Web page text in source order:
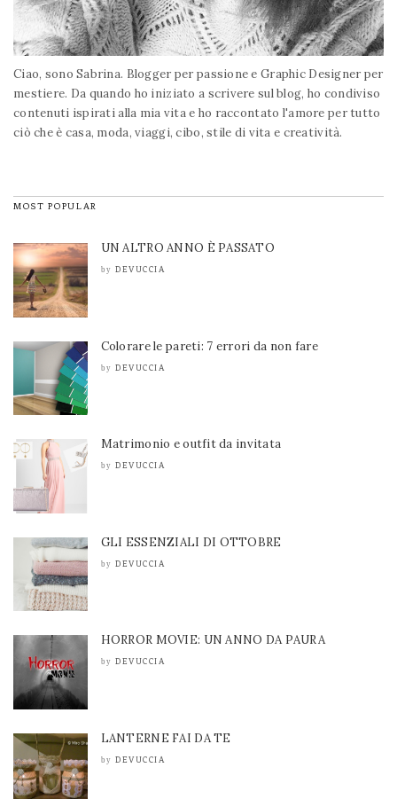
Ciao, sono Sabrina. Blogger per passione e Graphic Designer per
mestiere. Da quando ho iniziato a scrivere sul blog, ho condiviso
contenuti ispirati alla mia vita e ho raccontato l'amore per tutto
ciò che è casa, moda, viaggi, cibo, stile di vita e creatività.
MOST POPULAR
UN ALTRO ANNO È PASSATO
by DEVUCCIA
Colorare le pareti: 7 errori da non fare
by DEVUCCIA
Matrimonio e outfit da invitata
by DEVUCCIA
GLI ESSENZIALI DI OTTOBRE
by DEVUCCIA
HORROR MOVIE: UN ANNO DA PAURA
by DEVUCCIA
LANTERNE FAI DA TE
by DEVUCCIA